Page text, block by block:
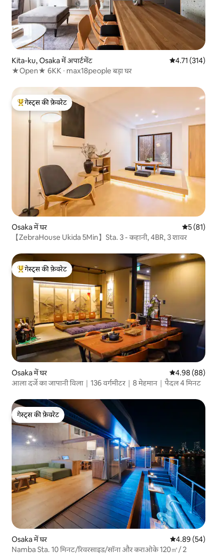
Kita-ku, Osaka में अपार्टमेंट औसत रेटिंग 5 में से
4.71 (314)
★Open★ 6ΚK ∙ max18people बड़ा घर
गेस्ट्स का टॉप फ़ेवरेट
गेस्ट्स की फ़ेवरेट
Osaka में घर औसत रेटिंग
5 (81)
【ZebraHouse Ukida 5Min】Sta. 3 - कहानी, 4BR, 3 शावर
गेस्ट्स का टॉप फ़ेवरेट
गेस्ट्स की फ़ेवरेट
Osaka में घर औसत रेटिंग 5 में
4.98 (88)
आला दर्जे का जापानी विला｜136 वर्गमीटर｜8 मेहमान｜पैदल 4 मिनट
गेस्ट्स की फ़ेवरेट
गेस्ट्स की फ़ेवरेट
Osaka में घर औसत रेटिंग 5 में
4.89 (54)
Namba Sta. 10 मिनट/रिवरसाइड/सॉना और कराओके 120㎡/ 2